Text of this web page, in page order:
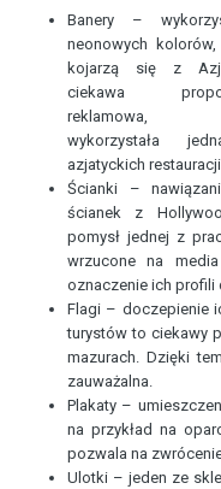
Banery –
neonowych
kojarzą się z
ciekawa
reklamowa,
wykorzystała
azjatyckich
Ścianki –
ścianek z
pomysł jednej z
wrzucone na
oznaczenie ich profili
Flagi – doczepienie
turystów to ciekawy
mazurach. Dzięki
zauważalna.
Plakaty –
na przykład na
pozwala na
Ulotki – jeden ze